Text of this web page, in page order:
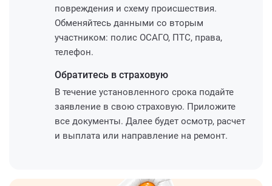
повреждения и схему происшествия.
Обменяйтесь данными со вторым
участником: полис ОСАГО, ПТС, права,
телефон.
Обратитесь в страховую
В течение установленного срока подайте
заявление в свою страховую. Приложите
все документы. Далее будет осмотр, расчет
и выплата или направление на ремонт.